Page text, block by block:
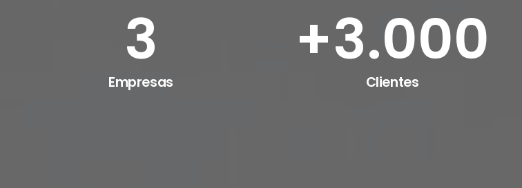
3
Empresas
+3.000
Clientes